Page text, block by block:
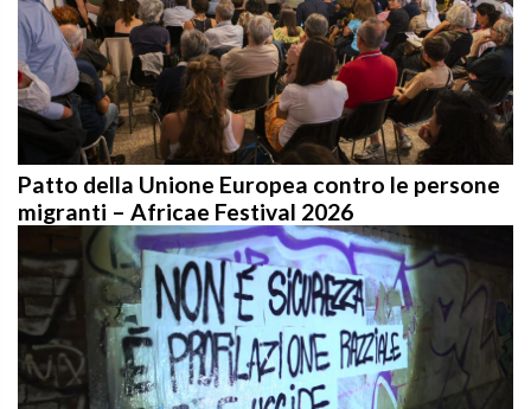
Patto della Unione Europea contro le persone
migranti – Africae Festival 2026